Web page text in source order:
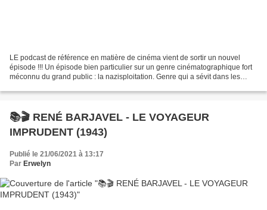
LE podcast de référence en matière de cinéma vient de sortir un nouvel
épisode !!! Un épisode bien particulier sur un genre cinématographique fort
méconnu du grand public : la nazisploitation. Genre qui a sévit dans les
📚🎬 RENÉ BARJAVEL - LE VOYAGEUR
IMPRUDENT (1943)
Publié le 21/06/2021 à 13:17
Par Erwelyn